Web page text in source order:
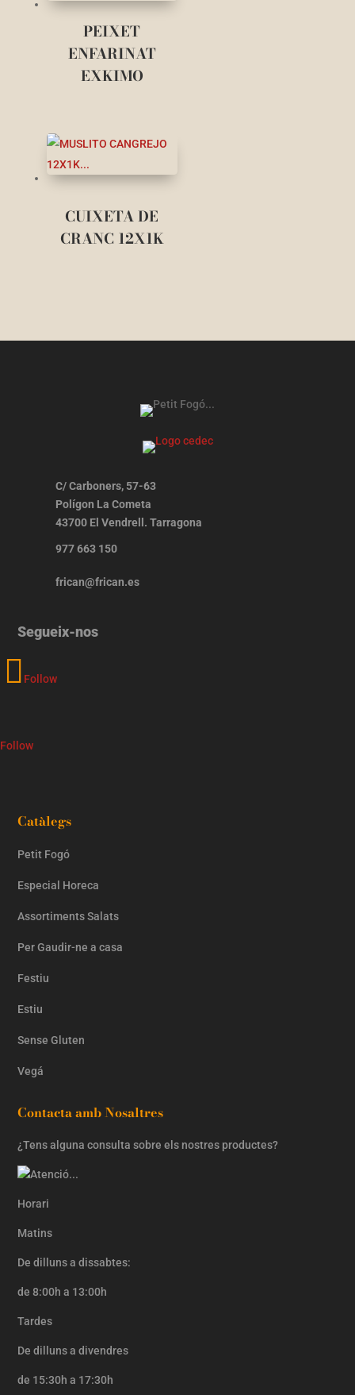
PEIXET
ENFARINAT
EXKIMO
CUIXETA DE
CRANC 12X1K
C/ Carboners, 57-63
Polígon La Cometa
43700 El Vendrell. Tarragona
977 663 150
frican@frican.es
Segueix-nos
Follow
Follow
Catàlegs
Petit Fogó
Especial Horeca
Assortiments Salats
Per Gaudir-ne a casa
Festiu
Estiu
Sense Gluten
Vegá
Contacta amb Nosaltres
¿Tens alguna consulta sobre els nostres productes?
Horari
Matins
De dilluns a dissabtes:
de 8:00h a 13:00h
Tardes
De dilluns a divendres
de 15:30h a 17:30h